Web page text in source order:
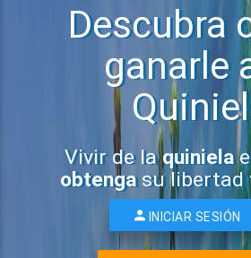
Descubra
ganarle
Vivir de laquiniela
obtengasu libertad
INICIAR SESIÓN